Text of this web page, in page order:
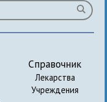
Справочник
Лекарства
Учреждения